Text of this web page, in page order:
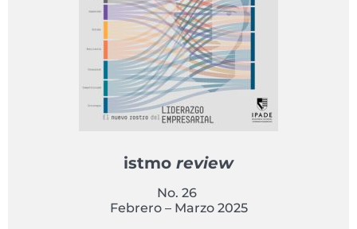
istmo review
No. 26
Febrero – Marzo 2025